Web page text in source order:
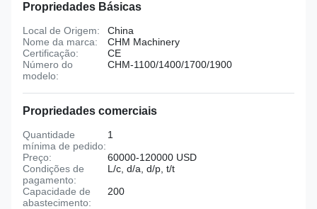
Propriedades Básicas
Local de Origem:
China
Nome da marca:
CHM Machinery
Certificação:
CE
Número do
modelo:
CHM-1100/1400/1700/1900
Propriedades comerciais
Quantidade
mínima de pedido:
1
Preço:
60000-120000 USD
Condições de
pagamento:
L/c, d/a, d/p, t/t
Capacidade de
abastecimento:
200